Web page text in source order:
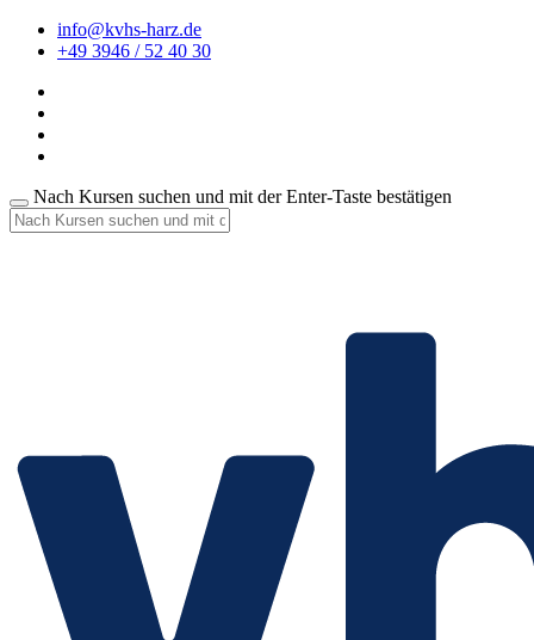
info@kvhs-harz.de
+49 3946 / 52 40 30
Nach Kursen suchen und mit der Enter-Taste bestätigen